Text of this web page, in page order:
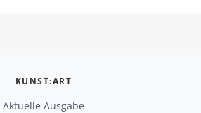
KUNST:ART
Aktuelle Ausgabe